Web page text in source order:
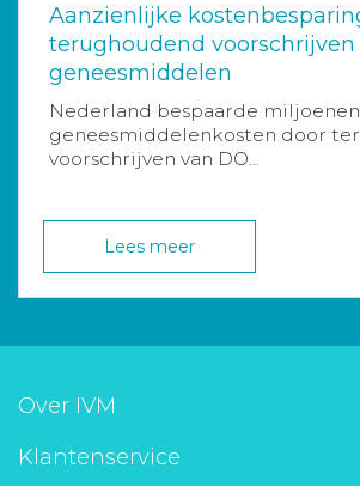
Aanzienlijke
terughoudend
geneesmiddelen
Nederland bespaarde miljoenen
geneesmiddelenkosten door
voorschrijven van DO...
Lees meer
Over IVM
Klantenservice